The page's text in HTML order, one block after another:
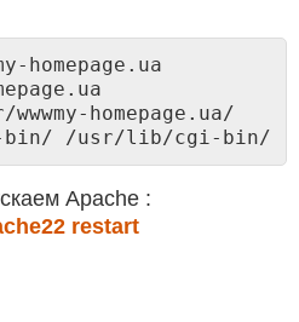
homepage.ua
homepage.ua/
bin/ /usr/lib/cgi-bin/
Apache :
restart